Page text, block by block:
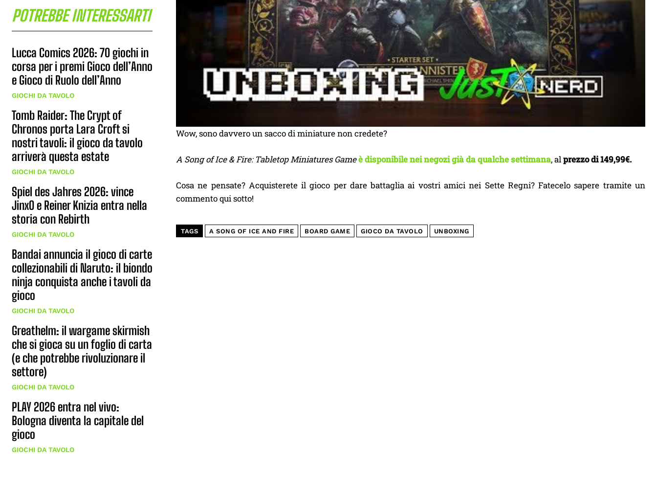
POTREBBE INTERESSARTI
Lucca Comics 2026: 70 giochi in
corsa per i premi Gioco dell’Anno
e Gioco di Ruolo dell’Anno
GIOCHI DA TAVOLO
Tomb Raider: The Crypt of
Chronos porta Lara Croft si
nostri tavoli: il gioco da tavolo
arriverà questa estate
GIOCHI DA TAVOLO
Spiel des Jahres 2026: vince
JinxO e Reiner Knizia entra nella
storia con Rebirth
GIOCHI DA TAVOLO
Bandai annuncia il gioco di carte
collezionabili di Naruto: il biondo
ninja conquista anche i tavoli da
gioco
GIOCHI DA TAVOLO
Greathelm: il wargame skirmish
che si gioca su un foglio di carta
(e che potrebbe rivoluzionare il
settore)
GIOCHI DA TAVOLO
PLAY 2026 entra nel vivo:
Bologna diventa la capitale del
gioco
GIOCHI DA TAVOLO
Wow, sono davvero un sacco di miniature non credete?
A Song of Ice & Fire: Tabletop Miniatures Gameè disponibile nei negozi già da qualche settimana, alprezzo di 149,99€.
Cosa ne pensate? Acquisterete il gioco per dare battaglia ai vostri amici nei Sette Regni? Fatecelo sapere tramite un
commento qui sotto!
TAGS A SONG OF ICE AND FIRE BOARD GAME GIOCO DA TAVOLO UNBOXING